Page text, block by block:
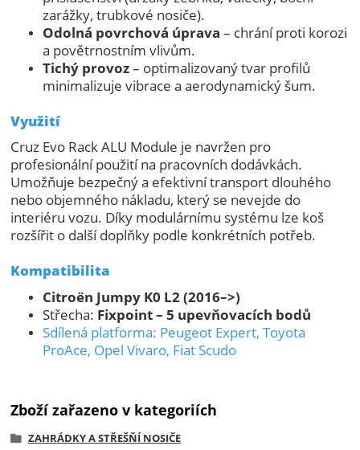
zarážky, trubkové nosiče).
Odolná povrchová úprava – chrání proti korozi
a povětrnostním vlivům.
Tichý provoz– optimalizovaný tvar profilů
minimalizuje vibrace a aerodynamický šum.
Využití
Cruz Evo Rack ALU Module je navržen pro
profesionální použití na pracovních dodávkách.
Umožňuje bezpečný a efektivní transport dlouhého
nebo objemného nákladu, který se nevejde do
interiéru vozu. Díky modulárnímu systému lze koš
rozšířit o další doplňky podle konkrétních potřeb.
Kompatibilita
Citroën Jumpy K0 L2 (2016–>)
Střecha: Fixpoint – 5 upevňovacích bodů
Sdílená platforma: Peugeot Expert, Toyota
ProAce, Opel Vivaro, Fiat Scudo
Zboží zařazeno v kategoriích
ZAHRÁDKY A STŘEŠŇÍ NOSIČE